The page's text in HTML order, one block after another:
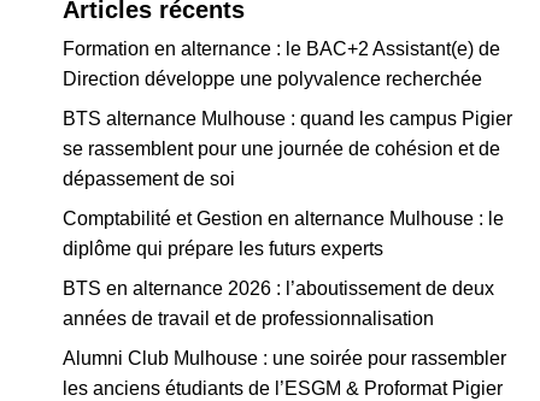
Articles récents
Formation en alternance : le BAC+2 Assistant(e) de
Direction développe une polyvalence recherchée
BTS alternance Mulhouse : quand les campus Pigier
se rassemblent pour une journée de cohésion et de
dépassement de soi
Comptabilité et Gestion en alternance Mulhouse : le
diplôme qui prépare les futurs experts
BTS en alternance 2026 : l’aboutissement de deux
années de travail et de professionnalisation
Alumni Club Mulhouse : une soirée pour rassembler
les anciens étudiants de l’ESGM & Proformat Pigier